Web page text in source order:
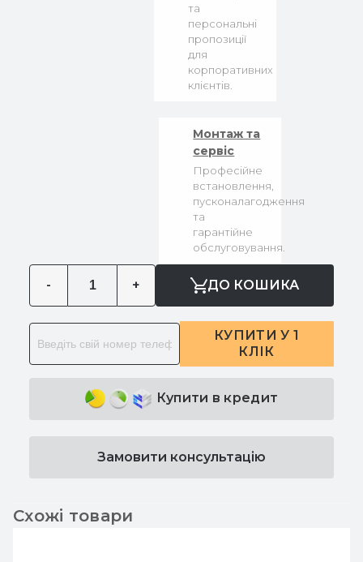
та
персональні
пропозиції
для
корпоративних
клієнтів.
Монтаж та
сервіс
Професійне
встановлення,
пусконалагодження
та
гарантійне
обслуговування.
- + ДО КОШИКА
КУПИТИ У 1
КЛІК
Купити в кредит
Замовити консультацію
Схожі товари